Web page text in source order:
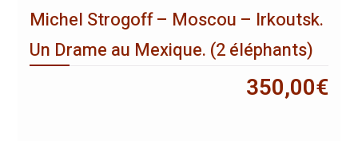
Michel Strogoff – Moscou – Irkoutsk.
Un Drame au Mexique. (2 éléphants)
350,00€